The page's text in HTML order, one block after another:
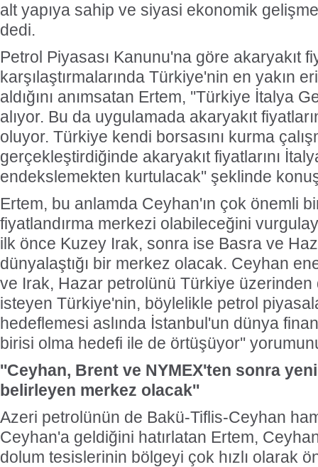
alt yapıya sahip ve siyasi ekonomik
dedi.
Petrol Piyasası Kanunu'na göre akaryakıt
karşılaştırmalarında Türkiye'nin en yakın
aldığını anımsatan Ertem, ''Türkiye İtalya
alıyor. Bu da uygulamada akaryakıt
oluyor. Türkiye kendi borsasını kurma
gerçekleştirdiğinde akaryakıt fiyatlarını
endekslemekten kurtulacak'' şeklinde
Ertem, bu anlamda Ceyhan'ın çok önemli
fiyatlandırma merkezi olabileceğini
ilk önce Kuzey Irak, sonra ise Basra ve
dünyalaştığı bir merkez olacak. Ceyhan
ve Irak, Hazar petrolünü Türkiye
isteyen Türkiye'nin, böylelikle petrol
hedeflemesi aslında İstanbul'un dünya
birisi olma hedefi ile de örtüşüyor''
''Ceyhan, Brent ve NYMEX'ten sonra
belirleyen merkez olacak''
Azeri petrolünün de Bakü-Tiflis-Ceyhan
Ceyhan'a geldiğini hatırlatan Ertem,
dolum tesislerinin bölgeyi çok hızlı olarak